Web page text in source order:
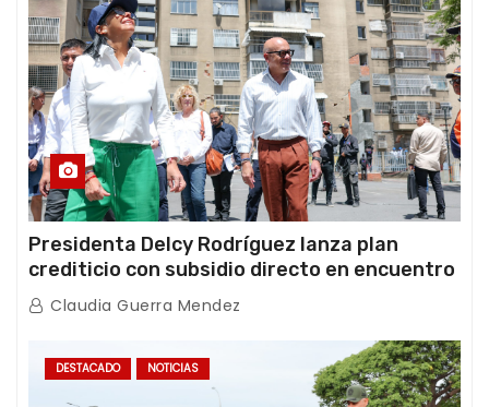
Presidenta Delcy Rodríguez lanza plan
crediticio con subsidio directo en encuentro
con Juntas de Condominio
Claudia Guerra Mendez
DESTACADO NOTICIAS